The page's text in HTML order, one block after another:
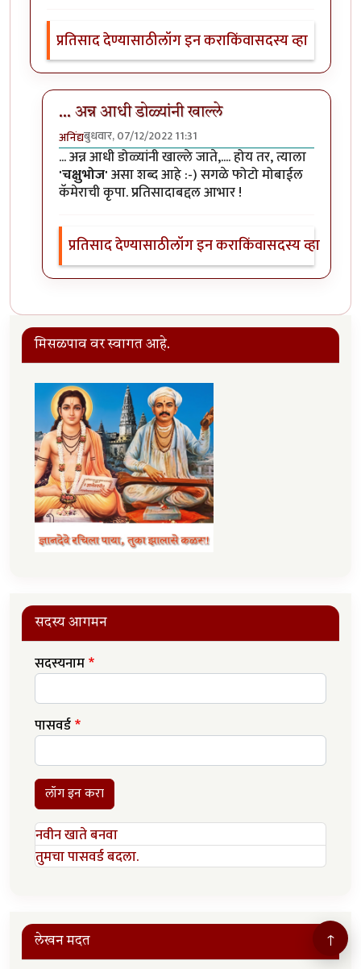
प्रतिसाद देण्यासाठीलॉग इन कराकिंवासदस्य व्हा
... अन्न आधी डोळ्यांनी खाल्ले
अनिंद्यबुधवार, 07/12/2022 11:31
In reply toआवडलेbyज्ञानोबाचे पैजार
... अन्न आधी डोळ्यांनी खाल्ले जाते,.... होय तर, त्याला
'चक्षुभोज'असा शब्द आहे :-) सगळे फोटो मोबाईल
कॅमेराची कृपा. प्रतिसादाबद्दल आभार !
प्रतिसाद देण्यासाठीलॉग इन कराकिंवासदस्य व्हा
मिसळपाव वर स्वागत आहे.
सदस्य आगमन
सदस्यनाम
पासवर्ड
लॉग इन करा
नवीन खाते बनवा
तुमचा पासवर्ड बदला.
लेखन मदत ↑